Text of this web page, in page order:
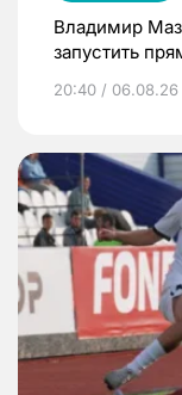
Владимир
запустить
20:40 / 06.08.26